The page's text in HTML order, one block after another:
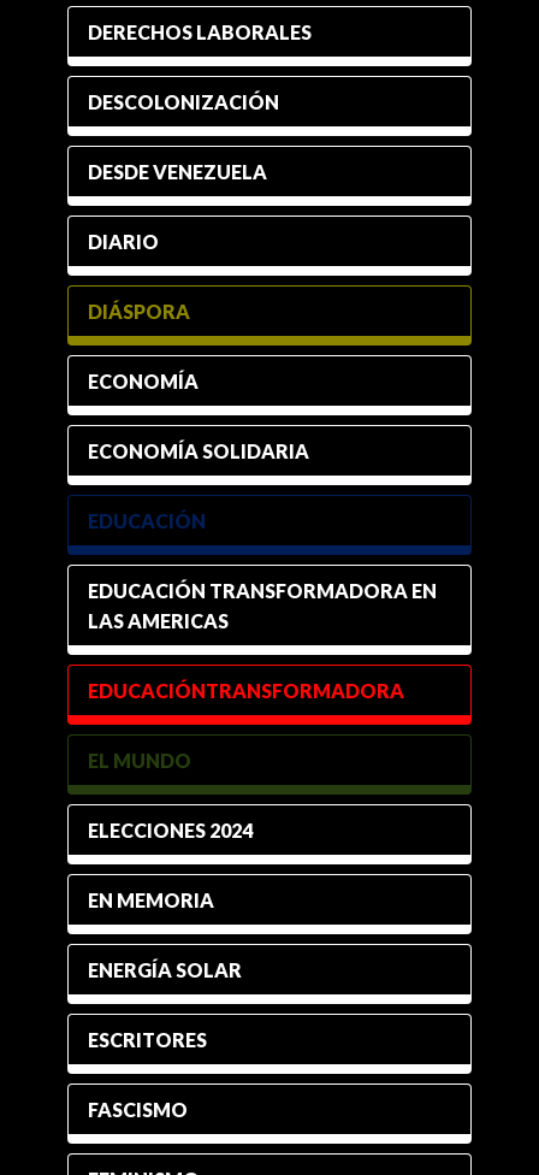
DERECHOS LABORALES
DESCOLONIZACIÓN
DESDE VENEZUELA
DIARIO
DIÁSPORA
ECONOMÍA
ECONOMÍA SOLIDARIA
EDUCACIÓN
EDUCACIÓN TRANSFORMADORA EN
LAS AMERICAS
EDUCACIÓNTRANSFORMADORA
EL MUNDO
ELECCIONES 2024
EN MEMORIA
ENERGÍA SOLAR
ESCRITORES
FASCISMO